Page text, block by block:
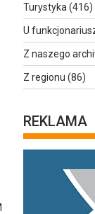
Turystyka (416)
U
Z naszego
Z regionu (86)
REKLAMA